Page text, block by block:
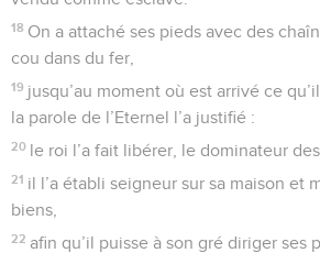
18 On a attaché ses pieds avec des
cou dans du fer,
19 jusqu’au moment où est arrivé ce
la parole de l’Eternel l’a justifié :
20 le roi l’a fait libérer, le dominateur
21 il l’a établi seigneur sur sa maison et
biens,
22 afin qu’il puisse à son gré diriger ses